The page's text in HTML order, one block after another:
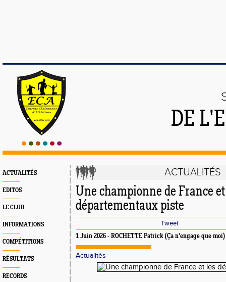
DE
ACTUALITÉS
EDITOS
LE CLUB
INFORMATIONS
COMPÉTITIONS
RÉSULTATS
RECORDS
ACTUALITÉS
Une championne de France
départementaux piste
Tweet
1 Juin 2026 - ROCHETTE Patrick (Ça n'engage que moi)
Actualités